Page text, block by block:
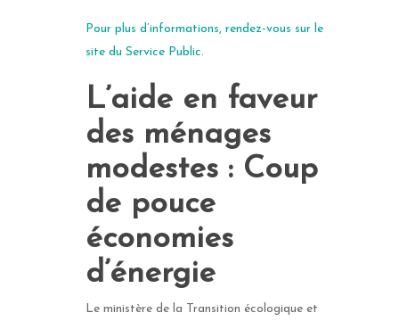
Pour plus d’informations, rendez-vous sur le
site du Service Public.
L’aide en faveur
des ménages
modestes : Coup
de pouce
économies
d’énergie
Le ministère de la Transition écologique et